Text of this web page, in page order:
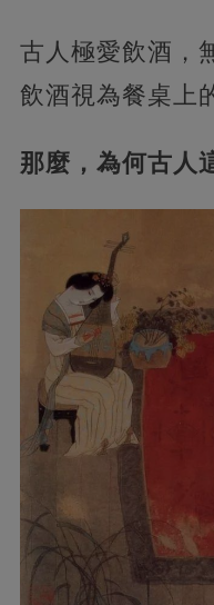
古人極愛飲酒，
飲酒視為餐桌上
那麼，為何古人